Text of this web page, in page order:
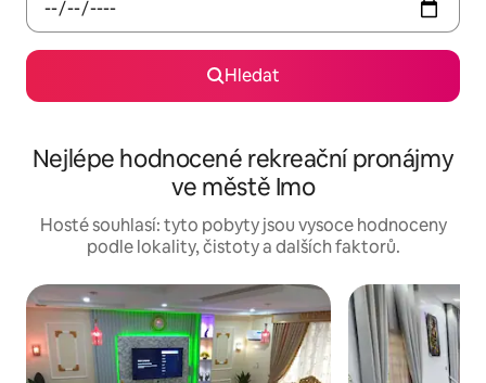
Hledat
Nejlépe hodnocené rekreační pronájmy
ve městě Imo
Hosté souhlasí: tyto pobyty jsou vysoce hodnoceny
podle lokality, čistoty a dalších faktorů.